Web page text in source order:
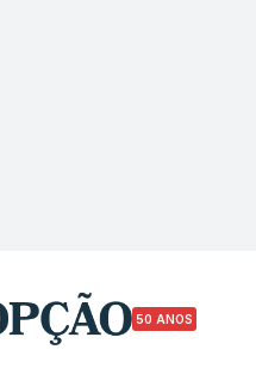
50 ANOS